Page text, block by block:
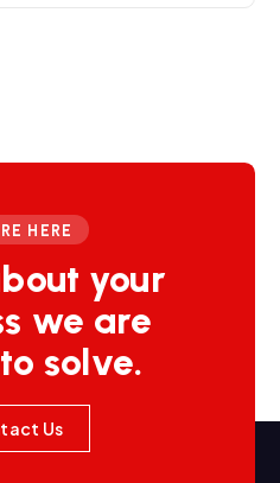
HERE
your
we are
solve.
Us